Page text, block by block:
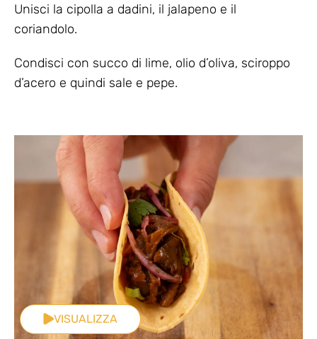
Unisci la cipolla a dadini, il jalapeno e il
coriandolo.
Condisci con succo di lime, olio d’oliva, sciroppo
d’acero e quindi sale e pepe.
VISUALIZZA